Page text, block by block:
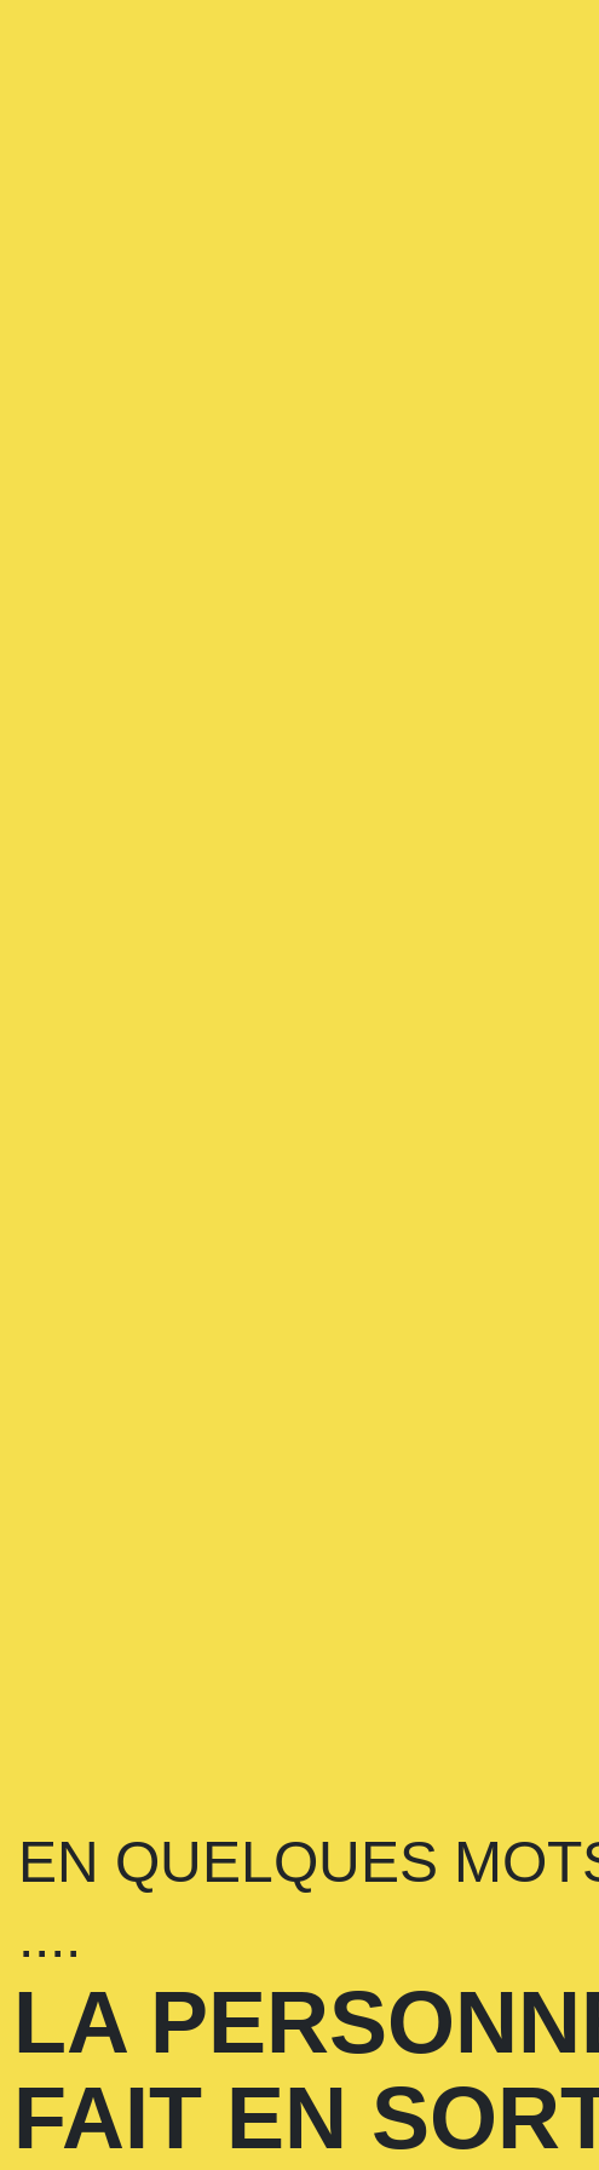
EN QUELQUES
....
LA
FAIT EN